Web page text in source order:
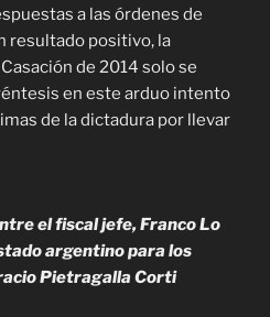
a las órdenes de
resultado positivo, la
de 2014 solo se
en este arduo intento
de la dictadura por llevar
el fiscal jefe, Franco Lo
argentino para los
Pietragalla Corti